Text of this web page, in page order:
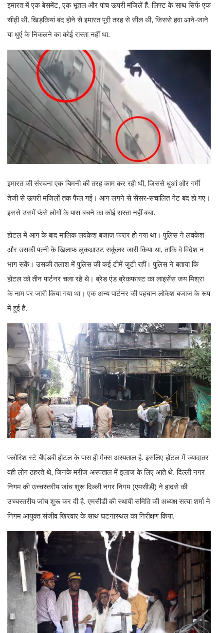
इमारत में एक बेसमेंट, एक भूतल और पांच ऊपरी मंजिलें हैं. लिफ्ट के साथ सिर्फ एक
सीढ़ी थी. खिड़कियां बंद होने से इमारत पूरी तरह से सील थी, जिससे हवा आने-जाने
या धुएं के निकलने का कोई रास्ता नहीं था.
इमारत की संरचना एक चिमनी की तरह काम कर रही थी, जिससे धुआं और गर्मी
तेजी से ऊपरी मंजिलों तक फैल गई। आग लगने से सेंसर-संचालित गेट बंद हो गए।
इससे उसमें फंसे लोगों के पास बचने का कोई रास्ता नहीं बचा.
होटल में आग के बाद मालिक लवकेश बजाज फरार हो गया था। पुलिस ने लवकेश
और उसकी पत्नी के खिलाफ लुकआउट सर्कुलर जारी किया था, ताकि वे विदेश न
भाग सकें। उसकी तलाश में पुलिस की कई टीमें जुटी रहीं। पुलिस ने बताया कि
होटल को तीन पार्टनर चला रहे थे। ब्रेड एंड ब्रेकफास्ट का लाइसेंस जय मिश्रा
के नाम पर जारी किया गया था। एक अन्य पार्टनर की पहचान लोकेश बजाज के रूप
में हुई है.
फ्लोरिश स्टे बीएंडबी होटल के पास ही मैक्स अस्पताल है. इसलिए होटल में ज्यादातर
वही लोग ठहरते थे, जिनके मरीज अस्पताल में इलाज के लिए आते थे. दिल्ली नगर
निगम की उच्चस्तरीय जांच शुरू दिल्ली नगर निगम (एमसीडी) ने हादसे की
उच्चस्तरीय जांच शुरू कर दी है. एमसीडी की स्थायी समिति की अध्यक्ष सत्या शर्मा ने
निगम आयुक्त संजीव खिरवार के साथ घटनास्थल का निरीक्षण किया.